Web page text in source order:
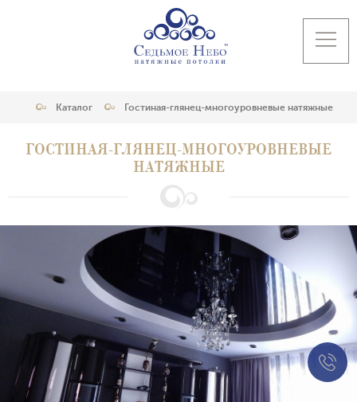
Каталог Гостиная-глянец-многоуровневые натяжные
ГОСТИНАЯ-ГЛЯНЕЦ-МНОГОУРОВНЕВЫЕ
НАТЯЖНЫЕ